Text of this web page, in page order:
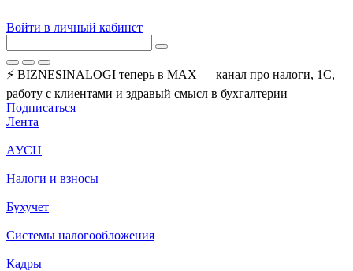
Войти в личный кабинет
⚡ BIZNESINALOGI теперь в MAX — канал про налоги, 1С,
работу с клиентами и здравый смысл в бухгалтерии
Подписаться
Лента
АУСН
Налоги и взносы
Бухучет
Системы налогообложения
Кадры